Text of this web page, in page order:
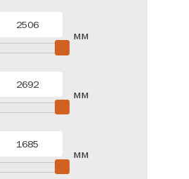
Со штангой
мм
мм
мм